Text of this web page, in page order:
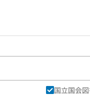
国立国会